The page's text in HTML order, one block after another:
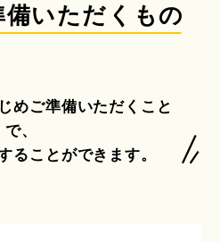
いただくもの
めご準備いただくこと
で、
ることができます。